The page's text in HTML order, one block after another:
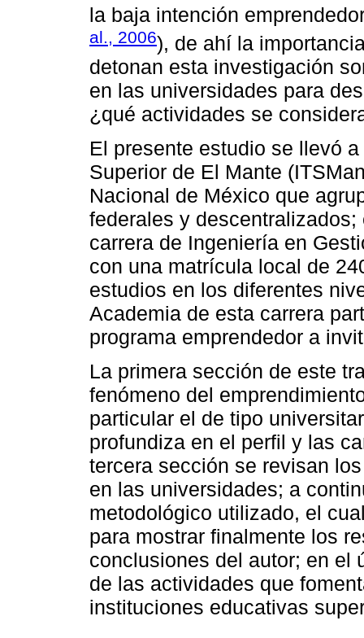
la baja intención
al., 2006), de ahí la
detonan esta investigación
en las universidades para
¿qué actividades se
El presente estudio se llevó
Superior de El Mante
Nacional de México que
federales y
carrera de Ingeniería en
con una matrícula local de
estudios en los diferentes
Academia de esta carrera
programa emprendedor a
La primera sección de este
fenómeno del
particular el de tipo
profundiza en el perfil y las
tercera sección se revisan
en las universidades; a
metodológico utilizado, el
para mostrar finalmente los
conclusiones del autor; en el
de las actividades que
instituciones educativas